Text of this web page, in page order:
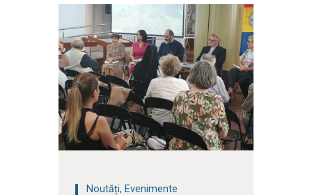
CONTUL MEU
Noutăți, Evenimente